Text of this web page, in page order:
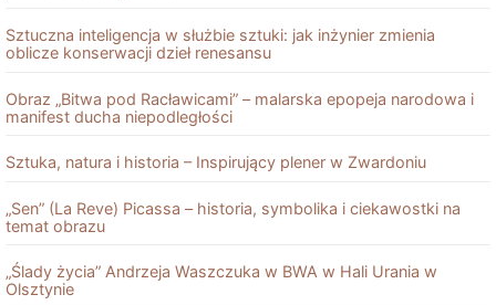
Sztuczna inteligencja w służbie sztuki: jak inżynier zmienia
oblicze konserwacji dzieł renesansu
Obraz „Bitwa pod Racławicami” – malarska epopeja narodowa i
manifest ducha niepodległości
Sztuka, natura i historia – Inspirujący plener w Zwardoniu
„Sen” (La Reve) Picassa – historia, symbolika i ciekawostki na
temat obrazu
„Ślady życia” Andrzeja Waszczuka w BWA w Hali Urania w
Olsztynie